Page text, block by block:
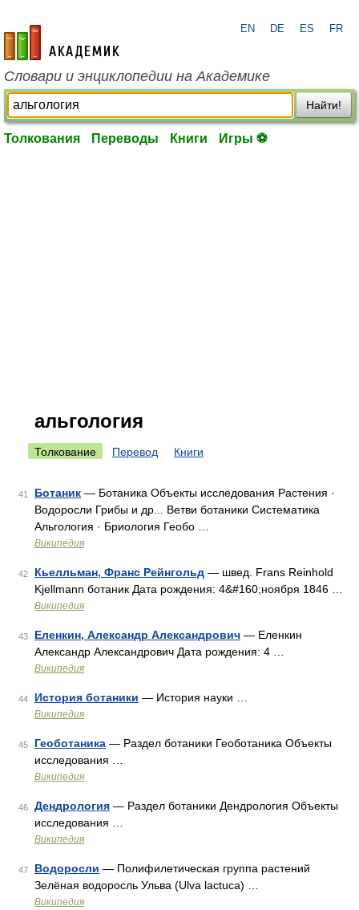
academic.ru
EN DE ES FR
Словари и энциклопедии на Академике
Найти!
Толкования Переводы Книги Игры ⚽
альгология
Толкование Перевод Книги
41 Ботаник — Ботаника Объекты исследования Растения ·
Водоросли Грибы и др... Ветви ботаники Систематика
Альгология · Бриология Геобо …
Википедия
42 Кьелльман, Франс Рейнгольд — швед. Frans Reinhold
Kjellmann ботаник Дата рождения: 4&#160;ноября 1846 …
Википедия
43 Еленкин, Александр Александрович — Еленкин
Александр Александрович Дата рождения: 4 …
Википедия
44 История ботаники — История науки …
Википедия
45 Геоботаника — Раздел ботаники Геоботаника Объекты
исследования …
Википедия
46 Дендрология — Раздел ботаники Дендрология Объекты
исследования …
Википедия
47 Водоросли — Полифилетическая группа растений
Зелёная водоросль Ульва (Ulva lactuca) …
Википедия